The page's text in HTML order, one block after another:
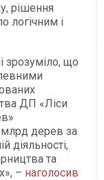
рішення
логічним і
зрозуміло, що
ДП «Ліси
млрд дерев за
діяльності,
та
– наголосив